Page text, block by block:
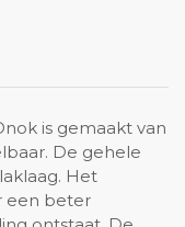
is gemaakt van
De gehele
Het
een beter